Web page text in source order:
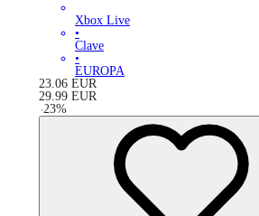
Xbox Live
•
Clave
•
EUROPA
23.06 EUR
29.99 EUR
-23%